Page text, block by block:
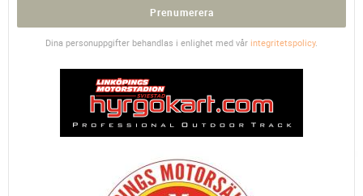
Prenumerera
Dina personuppgifter behandlas i enlighet med vår integritetspolicy.